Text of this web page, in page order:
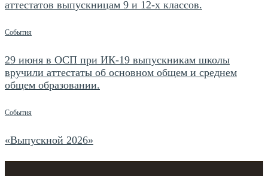
аттестатов выпускницам 9 и 12-х классов.
События
29 июня в ОСП при ИК-19 выпускникам школы
вручили аттестаты об основном общем и среднем
общем образовании.
События
«Выпускной 2026»